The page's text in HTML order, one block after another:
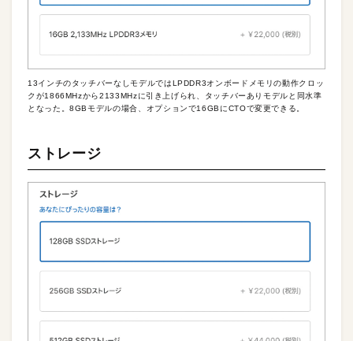
13インチのタッチバーなしモデルではLPDDR3オンボードメモリの動作クロッ
クが1866MHzから2133MHzに引き上げられ、タッチバーありモデルと同水準
となった。8GBモデルの場合、オプションで16GBにCTOで変更できる。
ストレージ